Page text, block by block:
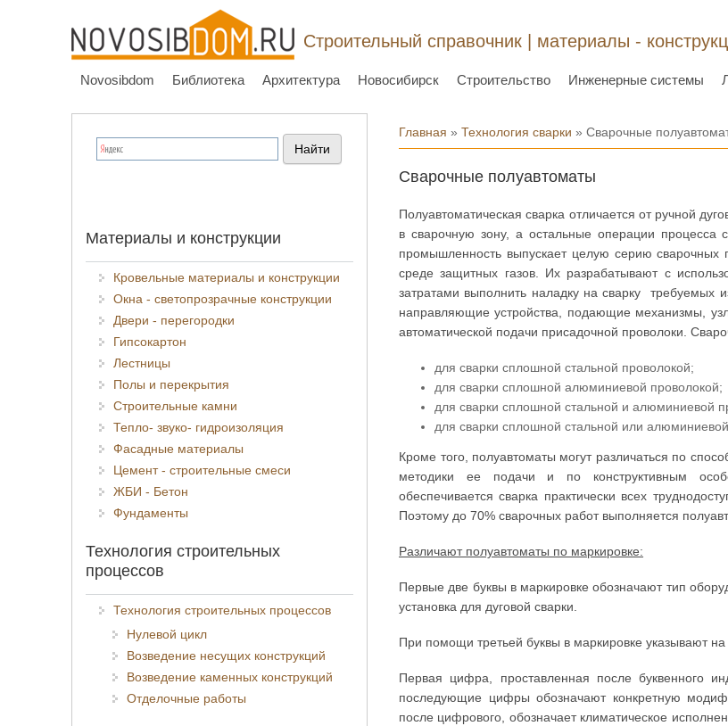
Строительный справочник | материалы -
Novosibdom Библиотека Архитектура Новосибирск Строительство Инженерные системы
Вы здесь
Главная »Технология сварки » Сварочные
Сварочные полуавтоматы
Полуавтоматическая сварка отличается от ручной
в сварочную зону, а остальные операции процесса
промышленность выпускает целую серию
среде защитных газов. Их разрабатывают с
затратами выполнить наладку на сварку
направляющие устройства, подающие механизмы,
автоматической подачи присадочной проволоки.
для сварки сплошной стальной проволокой;
для сварки сплошной алюминиевой проволокой;
для сварки сплошной стальной и алюминиевой
для сварки сплошной стальной или
Кроме того, полуавтоматы могут различаться по
методики ее подачи и по конструктивным
обеспечивается сварка практически всех
Поэтому до 70% сварочных работ выполняется
Различают полуавтоматы по маркировке:
Первые две буквы в маркировке обозначают тип
установка для дуговой сварки.
При помощи третьей буквы в маркировке указывают
Первая цифра, проставленная после буквенного
последующие цифры обозначают конкретную
после цифрового, обозначает климатическое
Материалы и конструкции
Кровельные материалы и конструкции
Окна - светопрозрачные конструкции
Двери - перегородки
Гипсокартон
Лестницы
Полы и перекрытия
Строительные камни
Тепло- звуко- гидроизоляция
Фасадные материалы
Цемент - строительные смеси
ЖБИ - Бетон
Фундаменты
Технология строительных
процессов
Технология строительных процессов
Нулевой цикл
Возведение несущих конструкций
Возведение каменных конструкций
Отделочные работы